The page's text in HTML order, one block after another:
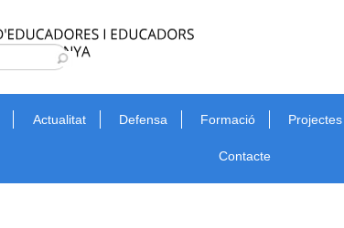
Type 2 or more characters for results.
Cerca
Actualitat Defensa Formació Projectes
Contacte